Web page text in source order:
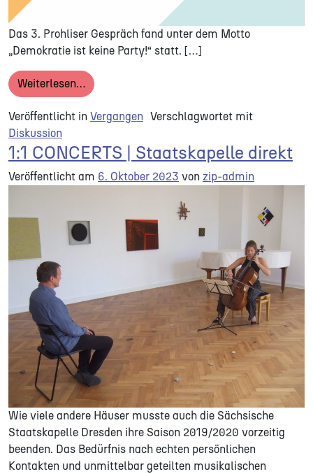
Das 3. Prohliser Gespräch fand unter dem Motto
„Demokratie ist keine Party!“ statt. […]
Weiterlesen…from 3. PROHLISER GESPRÄCH |
Veröffentlicht in Vergangen Verschlagwortet mit
Diskussion
1:1 CONCERTS | Staatskapelle direkt
Veröffentlicht am 6. Oktober 2023 von zip-admin
Wie viele andere Häuser musste auch die Sächsische
Staatskapelle Dresden ihre Saison 2019/2020 vorzeitig
beenden. Das Bedürfnis nach echten persönlichen
Kontakten und unmittelbar geteilten musikalischen